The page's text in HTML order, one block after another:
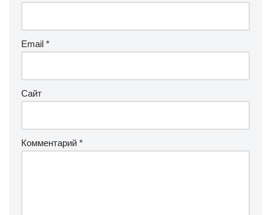
Email *
Сайт
Комментарий *